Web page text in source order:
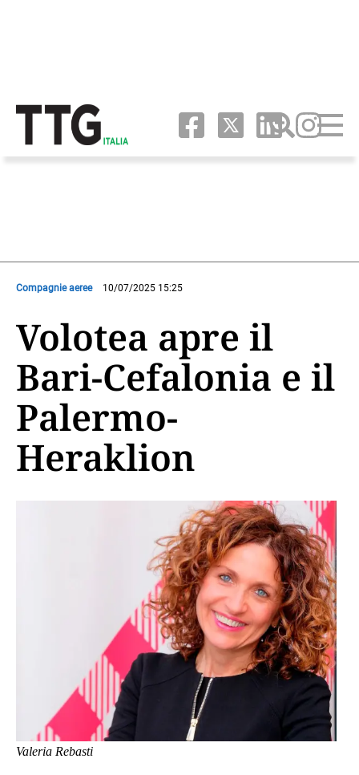
Compagnie aeree 10/07/2025 15:25
Volotea apre il
Bari-Cefalonia e il
Palermo-
Heraklion
Valeria Rebasti